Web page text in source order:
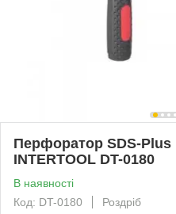
Перфоратор SDS-Plus
INTERTOOL DT-0180
В наявності
Код: DT-0180
Роздріб